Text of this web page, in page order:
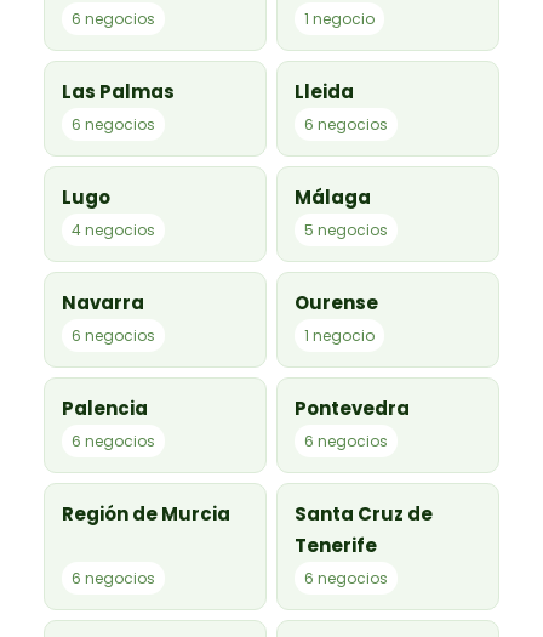
6 negocios 1 negocio
Las Palmas
6 negocios
Lleida
6 negocios
Lugo
4 negocios
Málaga
5 negocios
Navarra
6 negocios
Ourense
1 negocio
Palencia
6 negocios
Pontevedra
6 negocios
Región de Murcia
6 negocios
Santa Cruz de
Tenerife
6 negocios